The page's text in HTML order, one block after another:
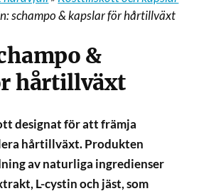
schampo & kapslar för hårtillväxt
&
hårtillväxt
designat för att främja
hårtillväxt. Produkten
av naturliga ingredienser
L-cystin och jäst, som